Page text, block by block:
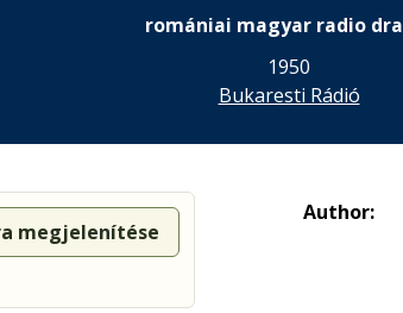
romániai magyar radio
1950
Bukaresti Rádió
megjelenítése
Author: